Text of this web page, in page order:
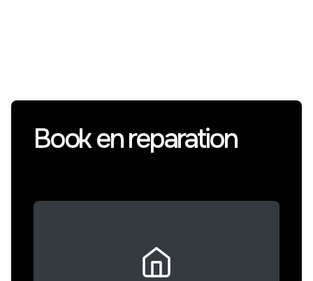
Book en reparation